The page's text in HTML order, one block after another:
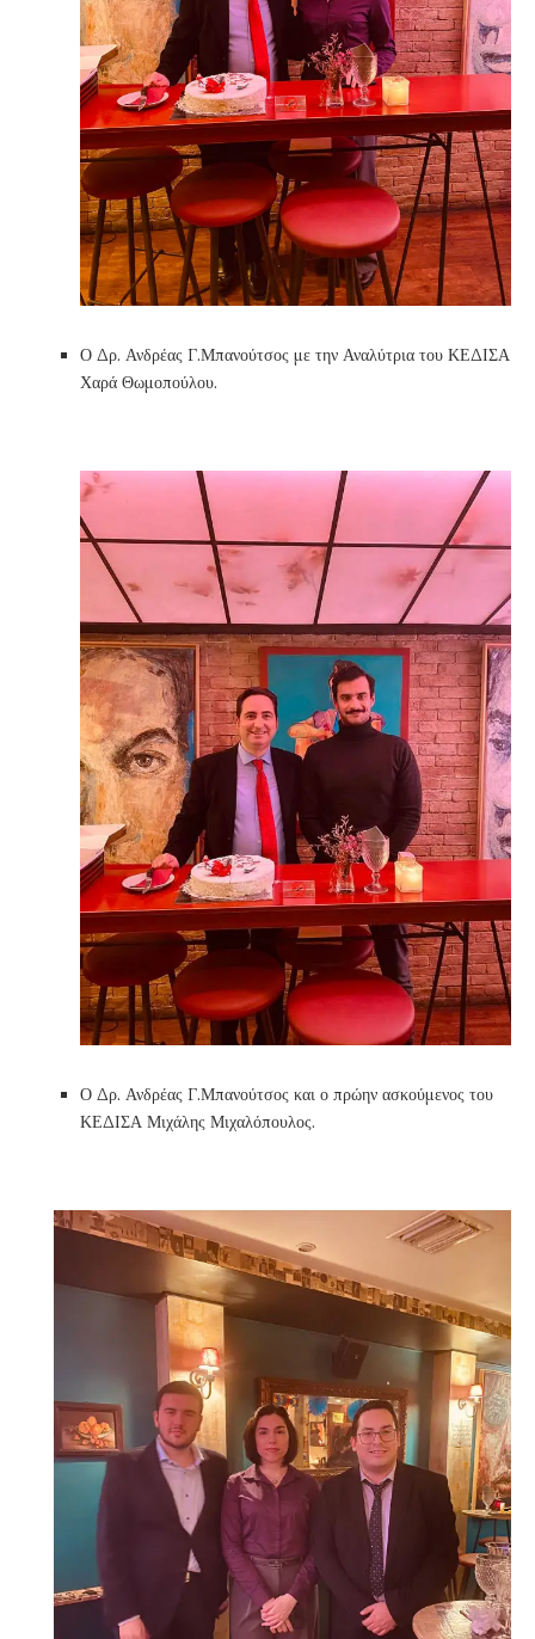
Ο Δρ. Ανδρέας Γ.Μπανούτσος με την Αναλύτρια του ΚΕΔΙΣΑ
Χαρά Θωμοπούλου.
Ο Δρ. Ανδρέας Γ.Μπανούτσος και ο πρώην ασκούμενος του
ΚΕΔΙΣΑ Μιχάλης Μιχαλόπουλος.